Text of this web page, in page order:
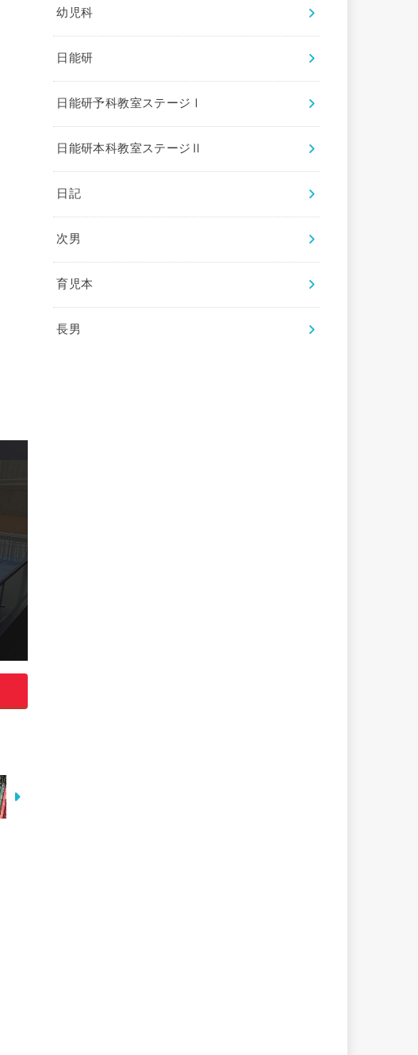
幼児科
日能研
日能研予科教室ステージⅠ
日能研本科教室ステージⅡ
日記
次男
育児本
長男